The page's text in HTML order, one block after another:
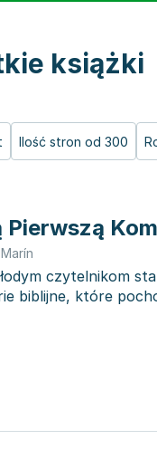
książki
Ilość stron od 300
Pierwszą
czytelnikom
biblijne, które